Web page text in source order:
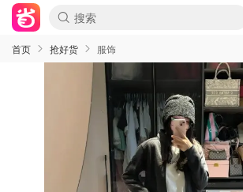
首页 抢好货 服饰